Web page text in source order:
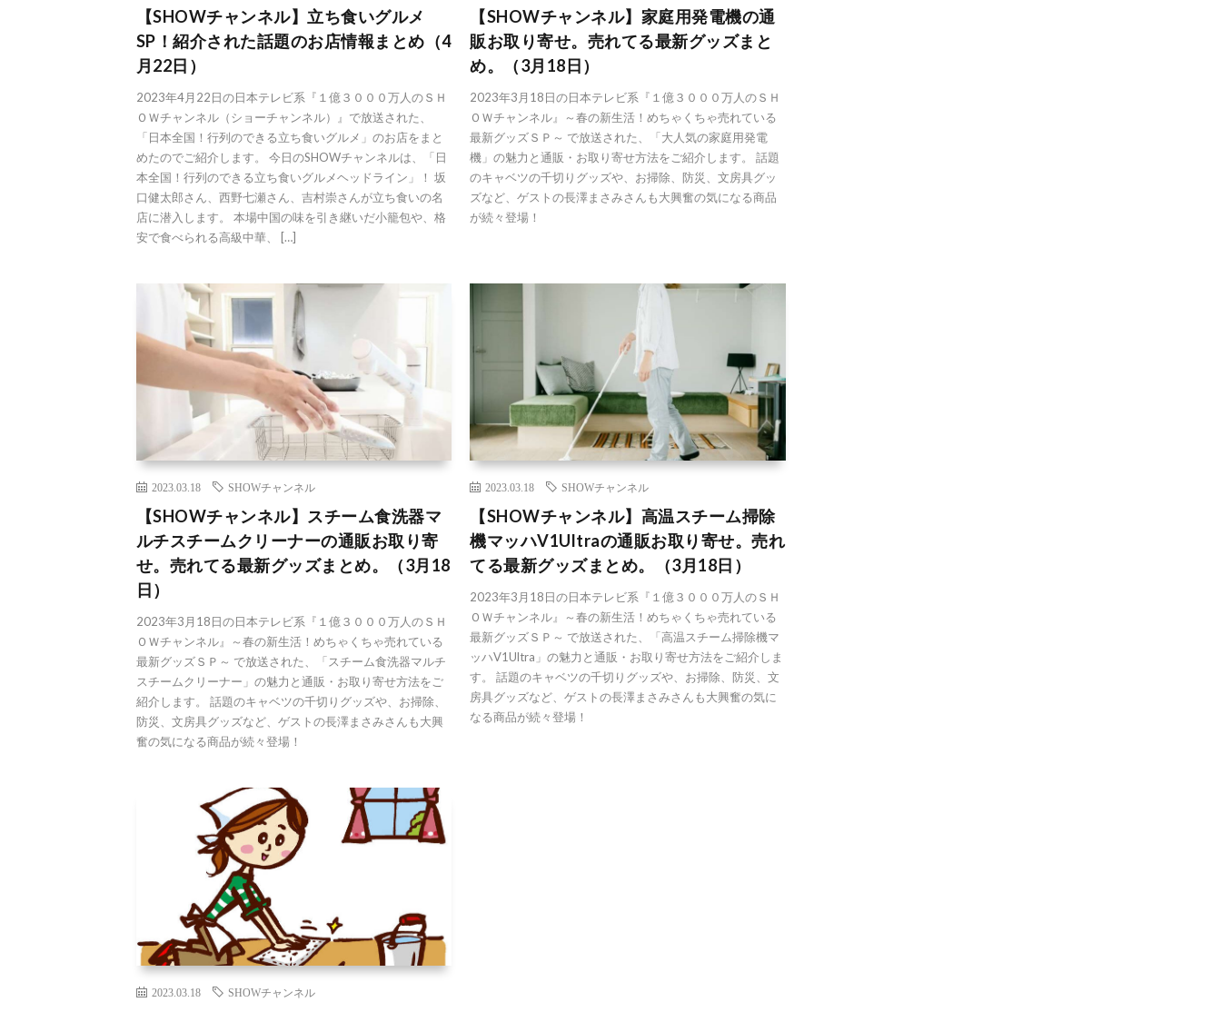
【SHOWチャンネル】立ち食いグルメ
SP！紹介された話題のお店情報まとめ（4
月22日）
2023年4月22日の日本テレビ系『１億３０００万人のＳＨ
ＯＷチャンネル（ショーチャンネル）』で放送された、
「日本全国！行列のできる立ち食いグルメ」のお店をまと
めたのでご紹介します。 今日のSHOWチャンネルは、「日
本全国！行列のできる立ち食いグルメヘッドライン」！ 坂
口健太郎さん、西野七瀬さん、吉村崇さんが立ち食いの名
店に潜入します。 本場中国の味を引き継いだ小籠包や、格
安で食べられる高級中華、 […]
【SHOWチャンネル】家庭用発電機の通
販お取り寄せ。売れてる最新グッズまと
め。（3月18日）
2023年3月18日の日本テレビ系『１億３０００万人のＳＨ
ＯＷチャンネル』～春の新生活！めちゃくちゃ売れている
最新グッズＳＰ～ で放送された、「大人気の家庭用発電
機」の魅力と通販・お取り寄せ方法をご紹介します。 話題
のキャベツの千切りグッズや、お掃除、防災、文房具グッ
ズなど、ゲストの長澤まさみさんも大興奮の気になる商品
が続々登場！
2023.03.18 SHOWチャンネル
【SHOWチャンネル】スチーム食洗器マ
ルチスチームクリーナーの通販お取り寄
せ。売れてる最新グッズまとめ。（3月18
日）
2023年3月18日の日本テレビ系『１億３０００万人のＳＨ
ＯＷチャンネル』～春の新生活！めちゃくちゃ売れている
最新グッズＳＰ～ で放送された、「スチーム食洗器マルチ
スチームクリーナー」の魅力と通販・お取り寄せ方法をご
紹介します。 話題のキャベツの千切りグッズや、お掃除、
防災、文房具グッズなど、ゲストの長澤まさみさんも大興
奮の気になる商品が続々登場！
2023.03.18 SHOWチャンネル
【SHOWチャンネル】高温スチーム掃除
機マッハV1Ultraの通販お取り寄せ。売れ
てる最新グッズまとめ。（3月18日）
2023年3月18日の日本テレビ系『１億３０００万人のＳＨ
ＯＷチャンネル』～春の新生活！めちゃくちゃ売れている
最新グッズＳＰ～ で放送された、「高温スチーム掃除機マ
ッハV1Ultra」の魅力と通販・お取り寄せ方法をご紹介しま
す。 話題のキャベツの千切りグッズや、お掃除、防災、文
房具グッズなど、ゲストの長澤まさみさんも大興奮の気に
なる商品が続々登場！
2023.03.18 SHOWチャンネル